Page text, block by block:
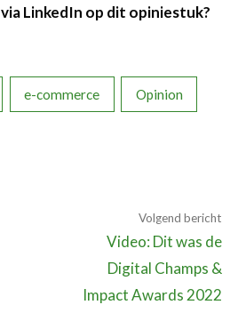
LinkedIn op dit opiniestuk?
e-commerce Opinion
Volgend bericht
Video: Dit was de
Digital Champs &
Impact Awards 2022